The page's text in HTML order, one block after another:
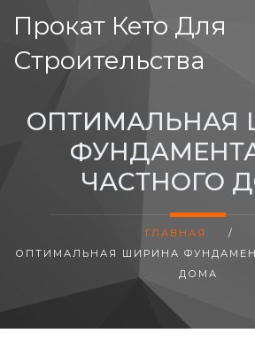
Прокат Кето Для
Строительства
ВЫСОТА ДОМА
ОПТИМАЛЬНАЯ
ЧАСТНОГО
ГЛАВНАЯ
/
ОПТИМАЛЬНАЯ ШИРИНА
ДОМА